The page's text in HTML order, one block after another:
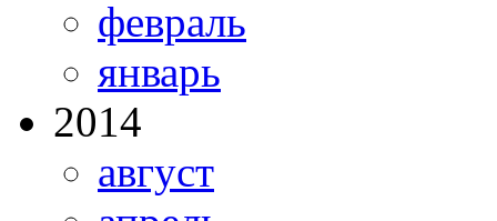
февраль
январь
2014
август